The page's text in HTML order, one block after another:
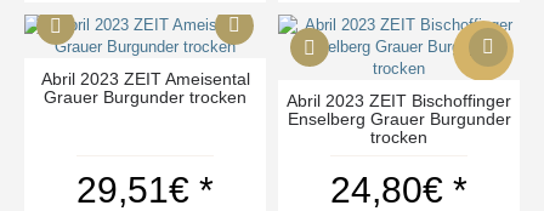
Abril 2023 ZEIT Ameisental
Grauer Burgunder trocken
29,51€ *
Neu
Abril 2023 ZEIT Bischoffinger
Enselberg Grauer Burgunder
trocken
24,80€ *